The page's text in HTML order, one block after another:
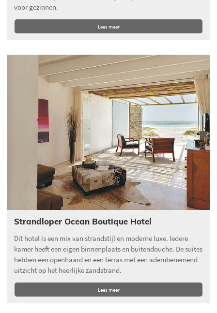
voor gezinnen.
Lees meer
Strandloper Ocean Boutique Hotel
Dit hotel is een mix van strandstijl en moderne luxe. Iedere
kamer heeft een eigen binnenplaats en buitendouche. De suites
hebben een openhaard en een terras met een adembenemend
uitzicht op het heerlijke zandstrand.
Lees meer